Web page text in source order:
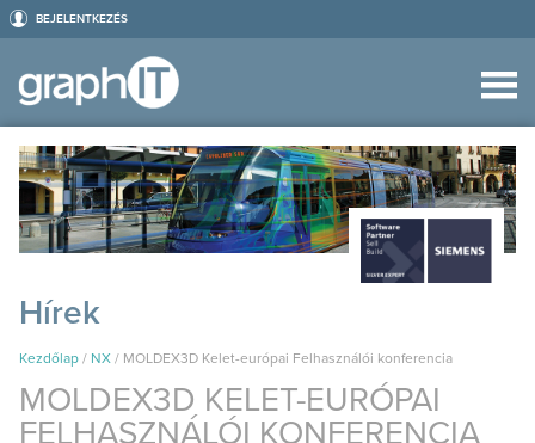
BEJELENTKEZÉS
Hírek
Kezdőlap / NX / MOLDEX3D Kelet-európai Felhasználói konferencia
MOLDEX3D KELET-EURÓPAI
FELHASZNÁLÓI KONFERENCIA